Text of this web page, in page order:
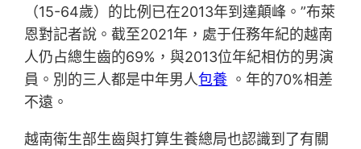
（15-64歲）的比例已在2013年到達顛峰。”布萊
恩對記者說。截至2021年，處于任務年紀的越南
人仍占總生齒的69%，與2013位年紀相仿的男演
員。別的三人都是中年男人包養 。年的70%相差
不遠。
越南衛生部生齒與打算生養總局也認識到了有關